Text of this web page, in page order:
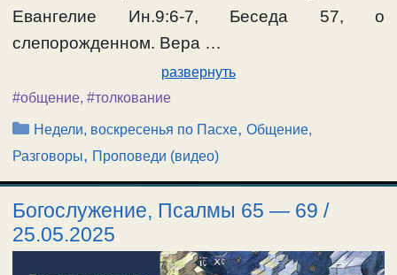
Евангелие Ин.9:6-7, Беседа 57, о
слепорожденном. Вера …
развернуть
#общение, #толкование
Рубрики
Недели, воскресенья по Пасхе,Общение,
Разговоры, Проповеди (видео)
Богослужение, Псалмы 65 — 69 /
25.05.2025